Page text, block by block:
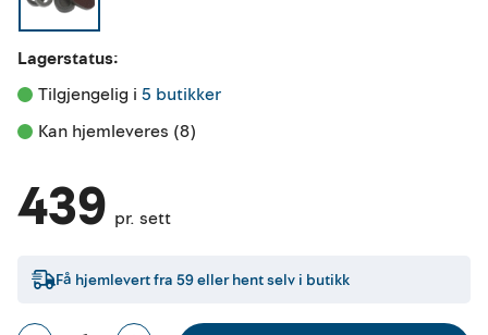
Lagerstatus:
Tilgjengelig i 5 butikker
Kan hjemleveres (8)
439 pr. sett
Få hjemlevert fra 59eller hent selv i butikk